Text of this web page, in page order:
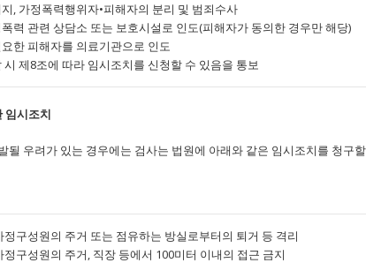
, 가정폭력행위자•피해자의 분리 및 범죄수사
력 관련 상담소 또는 보호시설로 인도(피해자가 동의한 경우만 해당)
한 피해자를 의료기관으로 인도
제8조에 따라 임시조치를 신청할 수 있음을 통보
임시조치
될 우려가 있는 경우에는 검사는 법원에 아래와 같은 임시조치를 청구
구성원의 주거 또는 점유하는 방실로부터의 퇴거 등 격리
구성원의 주거, 직장 등에서 100미터 이내의 접근 금지